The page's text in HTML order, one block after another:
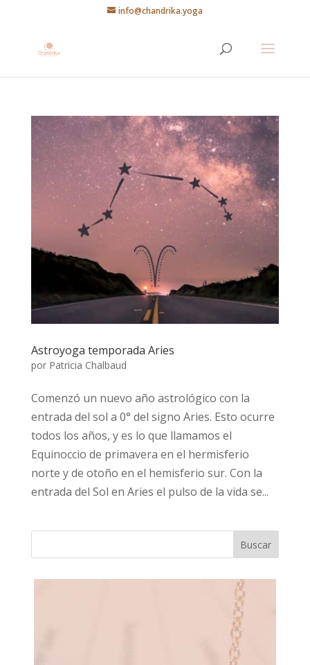
info@chandrika.yoga
Astroyoga temporada Aries
por Patricia Chalbaud
Comenzó un nuevo año astrológico con la
entrada del sol a 0° del signo Aries. Esto ocurre
todos los años, y es lo que llamamos el
Equinoccio de primavera en el hermisferio
norte y de otoño en el hemisferio sur. Con la
entrada del Sol en Aries el pulso de la vida se...